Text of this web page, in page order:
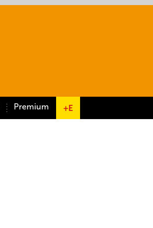
Premium +E